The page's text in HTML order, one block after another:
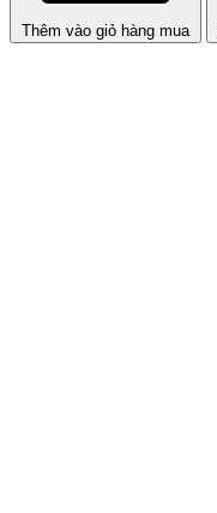
Thêm vào giỏ hàng mua